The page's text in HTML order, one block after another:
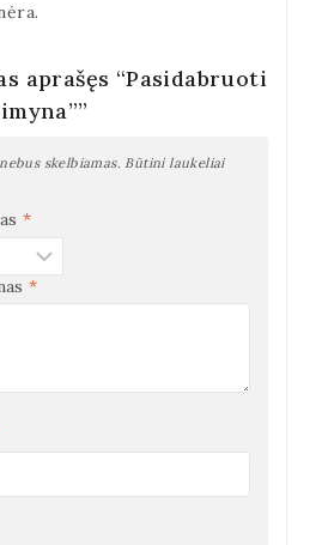
aprašęs “Pasidabruoti
skelbiamas. Būtini laukeliai
*
*